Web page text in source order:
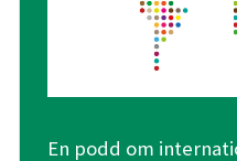
En podd om